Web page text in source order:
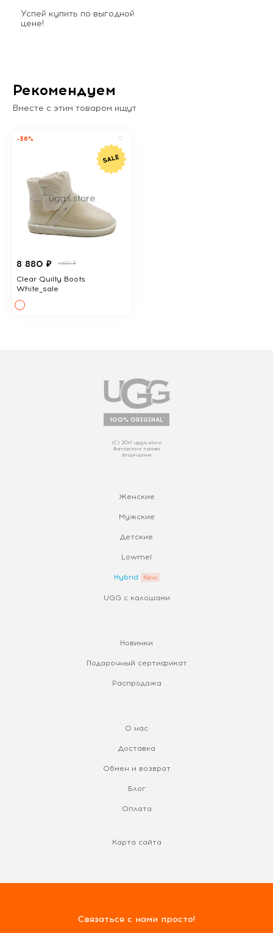
Успей купить по выгодной
цене!
Рекомендуем
Вместе с этим товаром ищут
-36%
8 880 ₽ 13690 ₽
Clear Quilty Boots
White_sale
100% ORIGINAL
(С) 2017 uggs.store
Авторские права
защищены
Женские
Мужские
Детские
Lowmel
Hybrid
UGG с калошами
Новинки
Подарочный сертификат
Распродажа
О нас
Доставка
Обмен и возврат
Блог
Оплата
Карта сайта
Связаться с нами просто!